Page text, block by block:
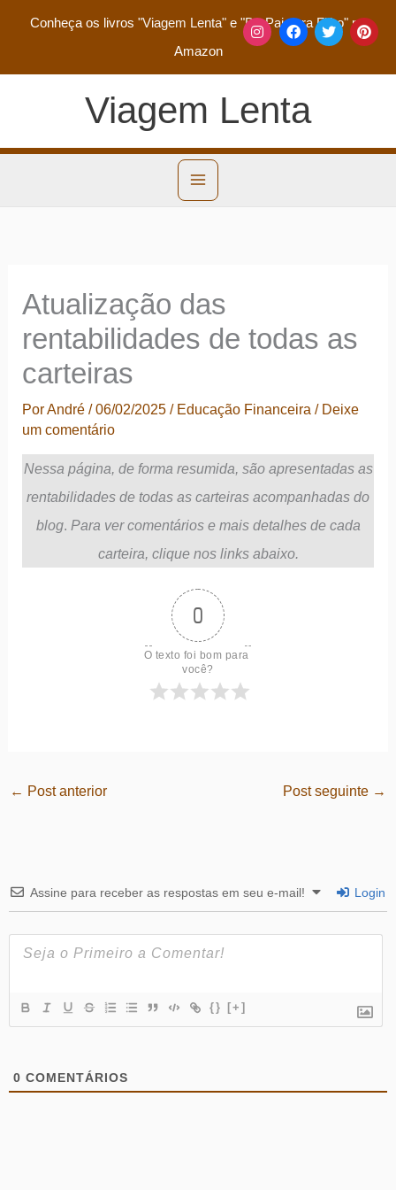
Conheça os livros "Viagem Lenta" e "De Pai para Filho"na
Amazon
Viagem Lenta
Atualização das
rentabilidades de todas as
carteiras
PorAndré/06/02/2025/ Educação Financeira / Deixe
um comentário
Nessa página, de forma resumida, são apresentadas as
rentabilidades de todas as carteiras acompanhadas do
blog. Para ver comentários e mais detalhes de cada
carteira, clique nos links abaixo.
0
O texto foi bom para
você?
← Post anterior Post seguinte →
Assine para receber as respostas em seu e-mail! Login
{} [+]
0 COMENTÁRIOS